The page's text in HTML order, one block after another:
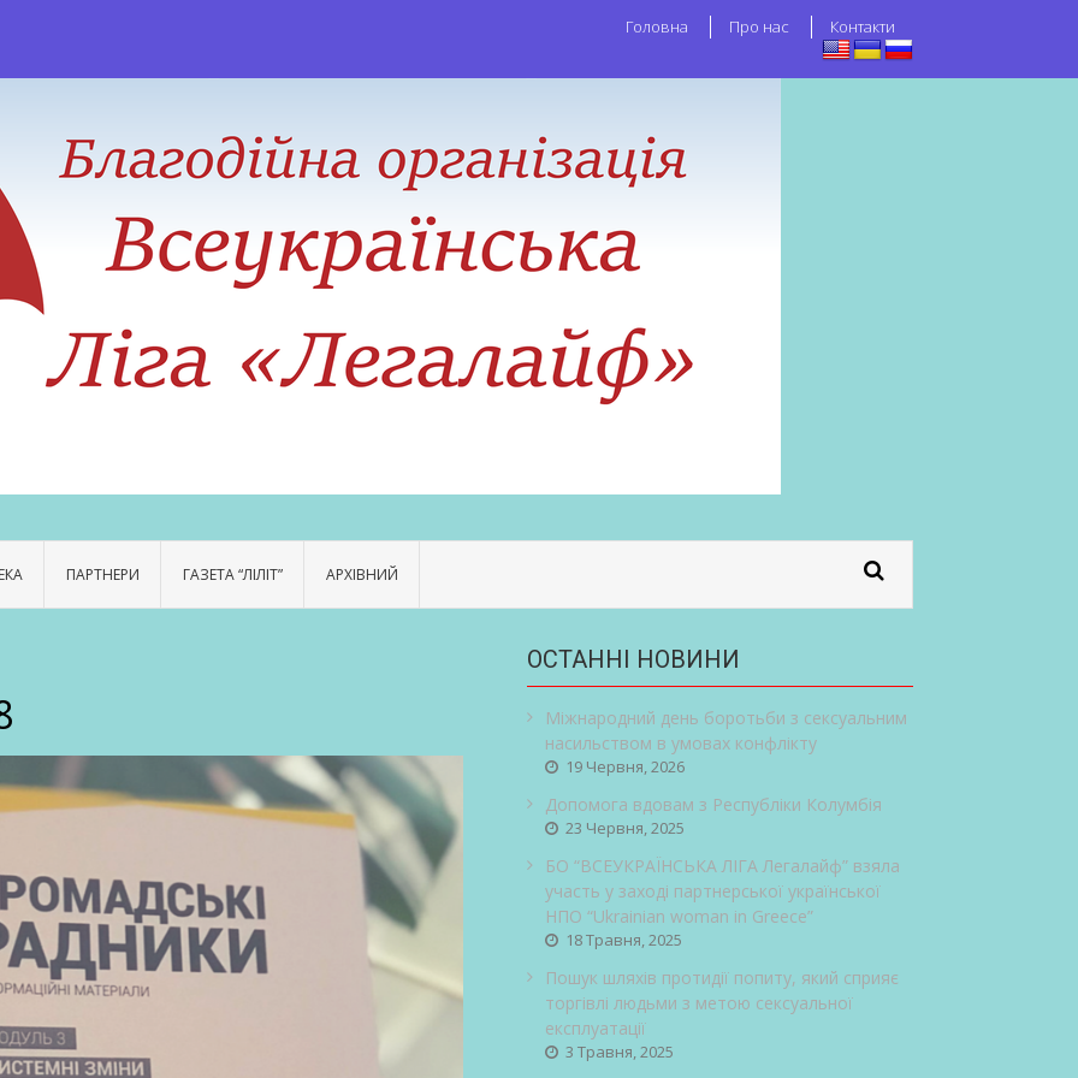
Головна Про нас Контакти
ПАРТНЕРИ ГАЗЕТА “ЛІЛІТ” АРХІВНИЙ
ОСТАННІ НОВИНИ
Міжнародний день боротьби з сексуальним
насильством в умовах конфлікту
19 Червня, 2026
Допомога вдовам з Республіки Колумбія
23 Червня, 2025
БО “ВСЕУКРАЇНСЬКА ЛІГА Легалайф” взяла
участь у заході партнерської української
НПО “Ukrainian woman in Greece”
18 Травня, 2025
Пошук шляхів протидії попиту, який сприяє
торгівлі людьми з метою сексуальної
експлуатації
3 Травня, 2025